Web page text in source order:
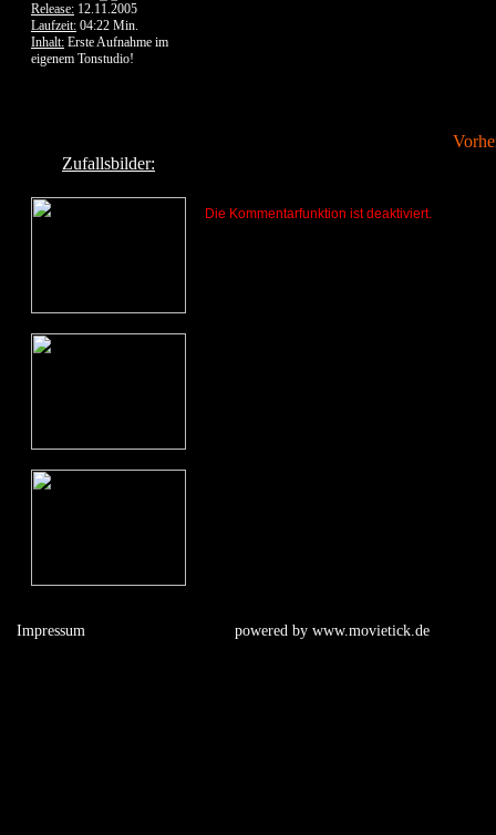
Release: 12.11.2005
Laufzeit: 04:22 Min.
Inhalt: Erste Aufnahme im
eigenem Tonstudio!
Zufallsbilder:
Die Kommentarfunktion ist deaktiviert.
Impressum powered by www.movietick.de